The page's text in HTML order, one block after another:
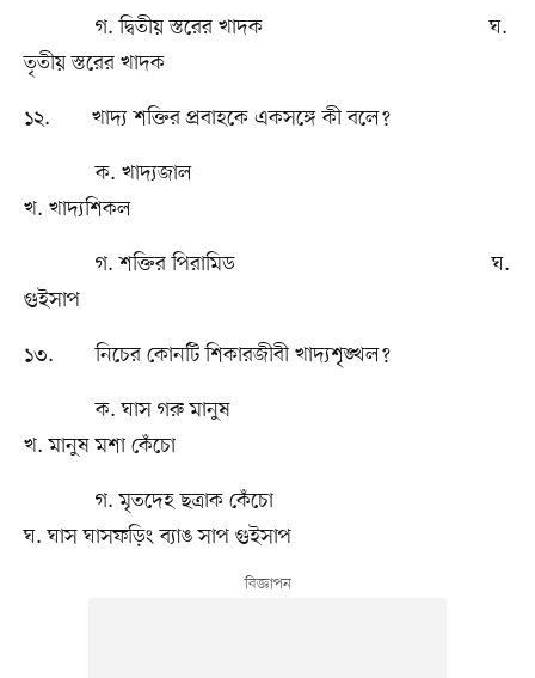
গ. দ্বিতীয় স্তরের খাদক ঘ.
তৃতীয় স্তরের খাদক
১২. খাদ্য শক্তির প্রবাহকে একসঙ্গে কী বলে?
ক. খাদ্যজাল
খ. খাদ্যশিকল
গ. শক্তির পিরামিড ঘ.
গুইসাপ
১৩. নিচের কোনটি শিকারজীবী খাদ্যশৃঙ্খল?
ক. ঘাস গরু মানুষ
খ. মানুষ মশা কেঁচো
গ. মৃতদেহ ছত্রাক কেঁচো
ঘ. ঘাস ঘাসফড়িং ব্যাঙ সাপ গুইসাপ